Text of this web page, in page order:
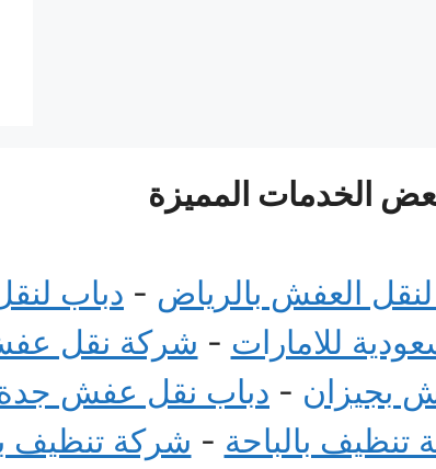
الخدمات المميزة
العفش بالرياض - دباب
للامارات - شركة نقل
بجيزان - دباب نقل عفش
تنظيف بالباحة - شركة تنظيف